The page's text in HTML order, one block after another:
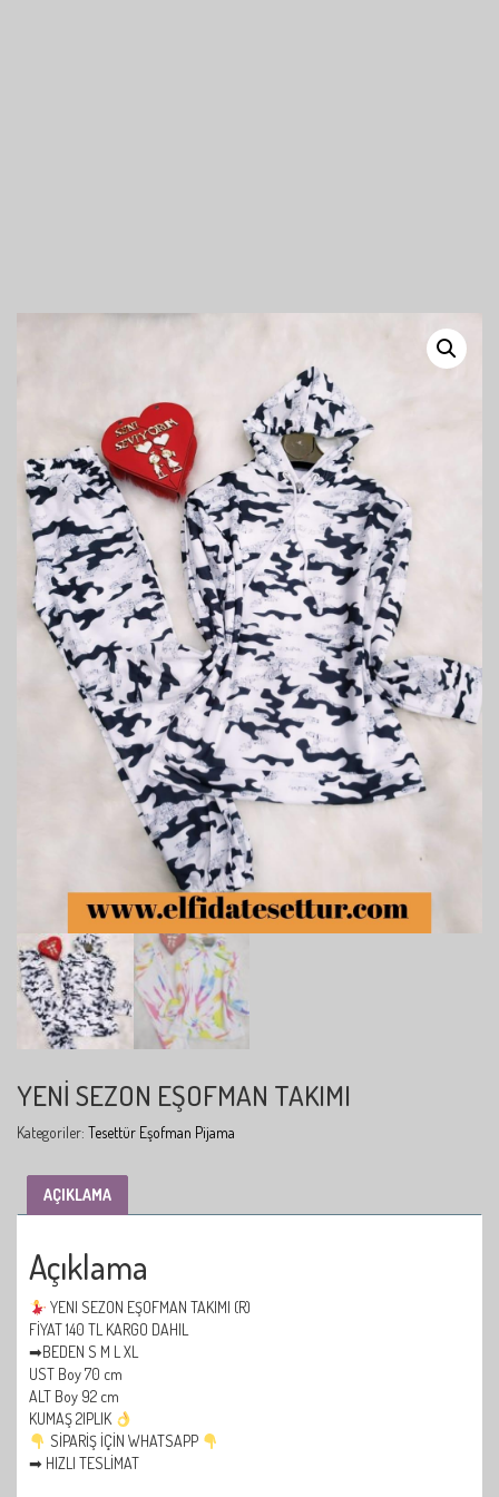
YENI SEZON EŞOFMAN TAKIMI
Kategoriler: Tesettür Eşofman Pijama
AÇIKLAMA
Açıklama
YENI SEZON EŞOFMAN TAKIMI (R)
FİYAT 140 TL KARGO DAHIL
➡BEDEN S M L XL
UST Boy 70 cm
ALT Boy 92 cm
KUMAŞ 2IPLIK
SİPARİŞ İÇİN WHATSAPP
➡ HIZLI TESLİMAT